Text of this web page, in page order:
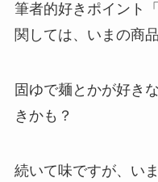
筆者的好きポイント
関しては、いまの商
固ゆで麺とかが好き
きかも？
続いて味ですが、い